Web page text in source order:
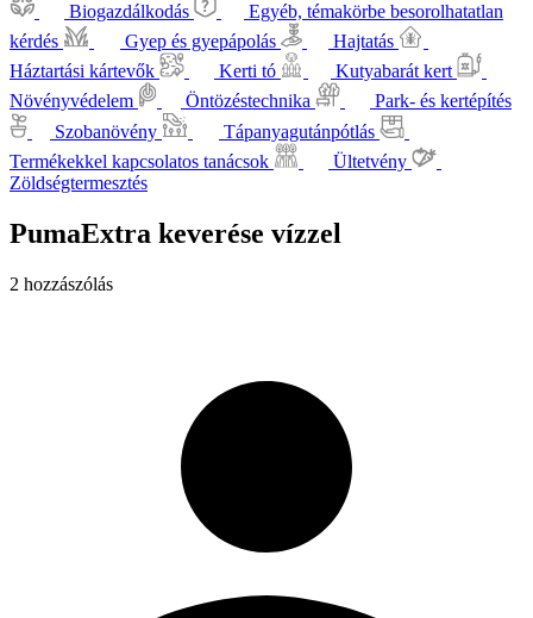
Biogazdálkodás
Egyéb, témakörbe besorolhatatlan
kérdés
Gyep és gyepápolás
Hajtatás
Háztartási kártevők
Kerti tó
Kutyabarát kert
Növényvédelem
Öntözéstechnika
Park- és kertépítés
Szobanövény
Tápanyagutánpótlás
Termékekkel kapcsolatos tanácsok
Ültetvény
Zöldségtermesztés
PumaExtra keverése vízzel
2 hozzászólás